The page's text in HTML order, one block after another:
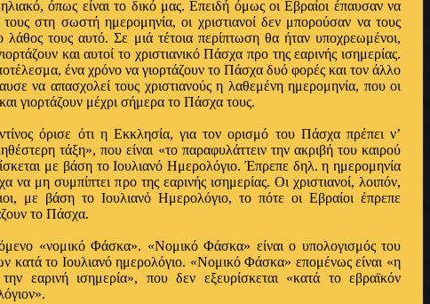
όπως είναι το δικό μας. Επειδή όμως οι Εβραίοι έπαυσαν να
στη σωστή ημερομηνία, οι χριστιανοί δεν μπορούσαν να τους
τους αυτό. Σε μιά τέτοια περίπτωση θα ήταν υποχρεωμένοι,
και αυτοί το χριστιανικό Πάσχα προ της εαρινής ισημερίας.
ένα χρόνο να γιορτάζουν το Πάσχα δυό φορές και τον άλλο
να απασχολεί τους χριστιανούς η λαθεμένη ημερομηνία, που οι
γιορτάζουν μέχρι σήμερα το Πάσχα τους.
όρισε ότι η Εκκλησία, για τον ορισμό του Πάσχα πρέπει ν’
τάξη», που είναι «το παραφυλάττειν την ακριβή του καιρού
με βάση το Ιουλιανό Ημερολόγιο. Έπρεπε δηλ. η ημερομηνία
να μη συμπίπτει προ της εαρινής ισημερίας. Οι χριστιανοί, λοιπόν,
με βάση το Ιουλιανό Ημερολόγιο, το πότε οι Εβραίοι έπρεπε
το Πάσχα.
«νομικό Φάσκα». «Νομικό Φάσκα» είναι ο υπολογισμός του
κατά το Ιουλιανό ημερολόγιο. «Νομικό Φάσκα» επομένως είναι «η
εαρινή ισημερία», που δεν εξευρίσκεται «κατά το εβραϊκόν